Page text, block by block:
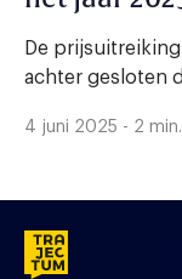
De
achter gesloten
4 juni 2025 - 2 min.